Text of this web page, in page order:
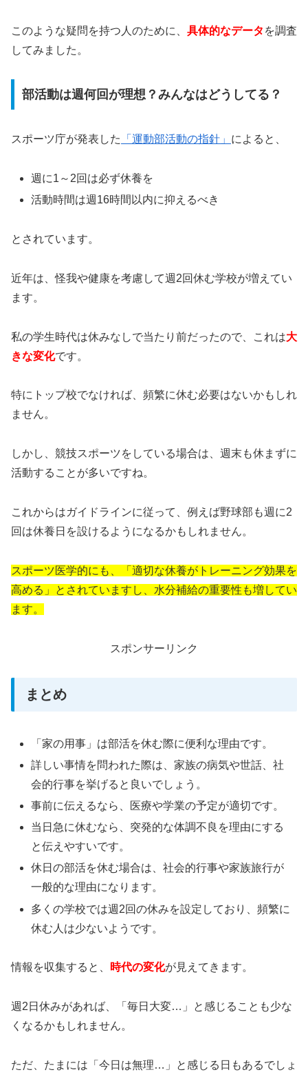
このような疑問を持つ人のために、 具体的なデータ を調査
してみました。
部活動は週何回が理想？みんなはどうしてる？
スポーツ庁が発表した 「運動部活動の指針」 によると、
週に1～2回は必ず休養を
活動時間は週16時間以内に抑えるべき
とされています。
近年は、怪我や健康を考慮して週2回休む学校が増えてい
ます。
私の学生時代は休みなしで当たり前だったので、これは大
きな変化です。
特にトップ校でなければ、頻繁に休む必要はないかもしれ
ません。
しかし、競技スポーツをしている場合は、週末も休まずに
活動することが多いですね。
これからはガイドラインに従って、例えば野球部も週に2
回は休養日を設けるようになるかもしれません。
スポーツ医学的にも、「適切な休養がトレーニング効果を
高める」とされていますし、水分補給の重要性も増してい
ます。
スポンサーリンク
まとめ
「家の用事」は部活を休む際に便利な理由です。
詳しい事情を問われた際は、家族の病気や世話、社
会的行事を挙げると良いでしょう。
事前に伝えるなら、医療や学業の予定が適切です。
当日急に休むなら、突発的な体調不良を理由にする
と伝えやすいです。
休日の部活を休む場合は、社会的行事や家族旅行が
一般的な理由になります。
多くの学校では週2回の休みを設定しており、頻繁に
休む人は少ないようです。
情報を収集すると、 時代の変化が見えてきます。
週2日休みがあれば、「毎日大変…」と感じることも少な
くなるかもしれません。
ただ、たまには「今日は無理…」と感じる日もあるでしょ